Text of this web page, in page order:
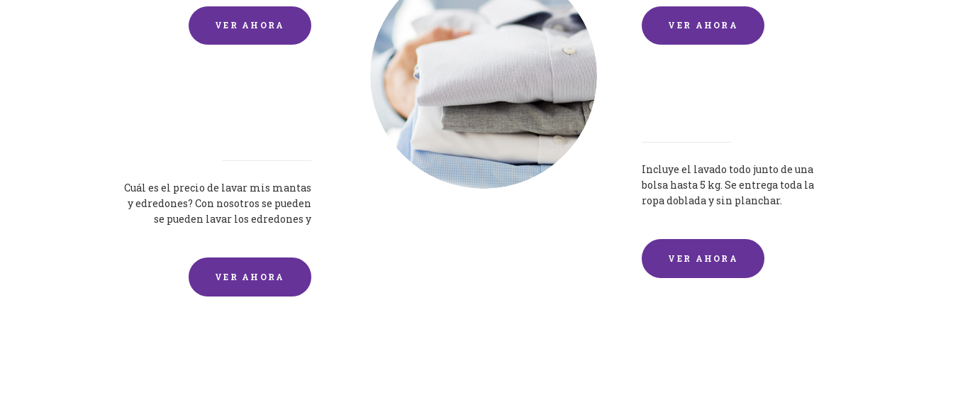
VER AHORA VER AHORA
Cuál es el precio de lavar mis mantas
y edredones? Con nosotros se pueden
se pueden lavar los edredones y
VER AHORA
Incluye el lavado todo junto de una
bolsa hasta 5 kg. Se entrega toda la
ropa doblada y sin planchar.
VER AHORA